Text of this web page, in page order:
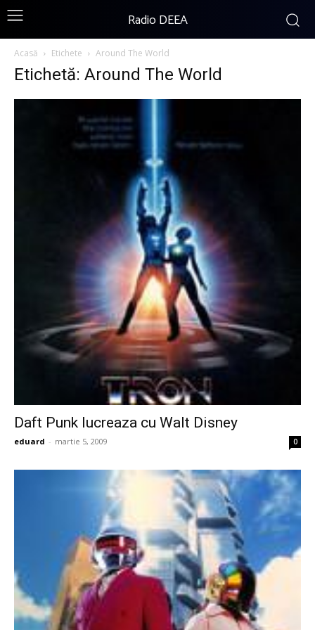
Radio DEEA
Acasă Etichete Around The World
Etichetă: Around The World
Daft Punk lucreaza cu Walt Disney
eduard - martie 5, 2009 0